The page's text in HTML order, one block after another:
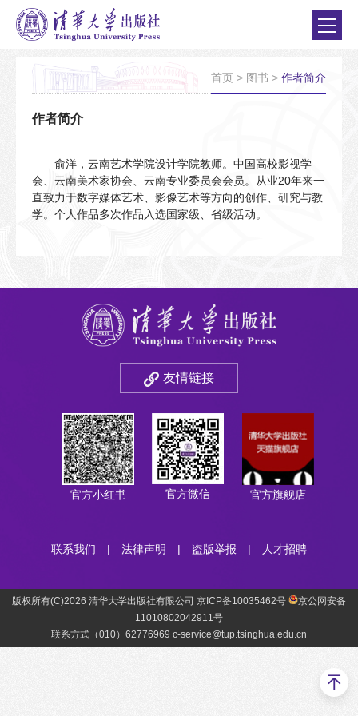
首页 > 图书 > 作者简介
作者简介
俞洋，云南艺术学院设计学院教师。中国高校影视学
会、云南美术家协会、云南专业委员会会员。从业20年来一
直致力于数字媒体艺术、影像艺术等方向的创作、研究与教
学。个人作品多次作品入选国家级、省级活动。
友情链接
官方小红书 官方微信 官方旗舰店
联系我们 | 法律声明 | 盗版举报 | 人才招聘
版权所有(C)2026 清华大学出版社有限公司 京ICP备10035462号
京公网安备
11010802042911号
联系方式（010）62776969 c-service@tup.tsinghua.edu.cn